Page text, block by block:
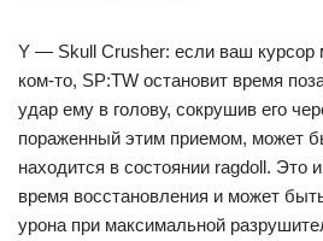
Y — Skull Crusher: если ваш курсор
ком-то, SP:TW остановит время
удар ему в голову, сокрушив его
пораженный этим приемом, может
находится в состоянии ragdoll. Это
время восстановления и может
урона при максимальной